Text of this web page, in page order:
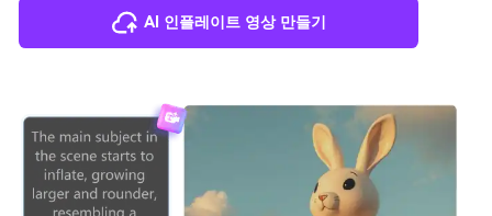
AI 인플레이트 영상 만들기